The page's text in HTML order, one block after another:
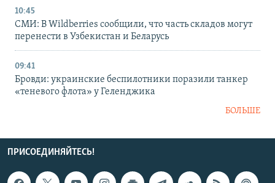
10:45
СМИ: В Wildberries сообщили, что часть складов могут
перенести в Узбекистан и Беларусь
09:41
Бровди: украинские беспилотники поразили танкер
«теневого флота» у Геленджика
БОЛЬШЕ
ПРИСОЕДИНЯЙТЕСЬ!